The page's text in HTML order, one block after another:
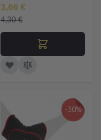
Īpaša Cena
3,66 €
4,30 €
-30%